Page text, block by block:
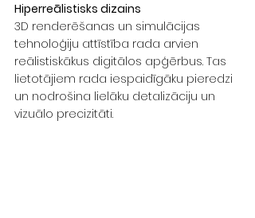
Hiperreālistisks dizains
3D renderēšanas un simulācijas
tehnoloģiju attīstība rada arvien
reālistiskākus digitālos apģērbus. Tas
lietotājiem rada iespaidīgāku pieredzi
un nodrošina lielāku detalizāciju un
vizuālo precizitāti.